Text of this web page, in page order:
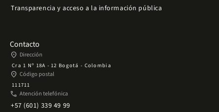
Transparencia y acceso a la información pública
Contacto
place Dirección
Cra 1 Nº 18A - 12 Bogotá - Colombia
place Código postal
111711
phone Atención telefónica
+57 (601) 339 49 99